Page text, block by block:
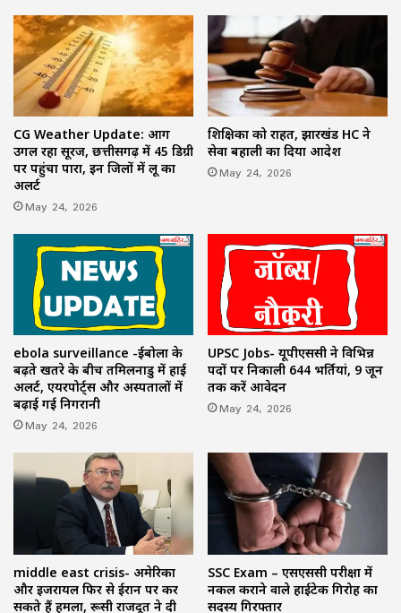
CG Weather Update: आग
उगल रहा सूरज, छत्तीसगढ़ में 45 डिग्री
पर पहुंचा पारा, इन जिलों में लू का
अलर्ट
May 24, 2026
शिक्षिका को राहत, झारखंड HC ने
सेवा बहाली का दिया आदेश
May 24, 2026
ebola surveillance -ईबोला के
बढ़ते खतरे के बीच तमिलनाडु में हाई
अलर्ट, एयरपोर्ट्स और अस्पतालों में
बढ़ाई गई निगरानी
May 24, 2026
UPSC Jobs- यूपीएससी ने विभिन्न
पदों पर निकाली 644 भर्तियां, 9 जून
तक करें आवेदन
May 24, 2026
middle east crisis- अमेरिका
और इजरायल फिर से ईरान पर कर
सकते हैं हमला, रूसी राजदूत ने दी
SSC Exam – एसएससी परीक्षा में
नकल कराने वाले हाईटेक गिरोह का
सदस्य गिरफ्तार